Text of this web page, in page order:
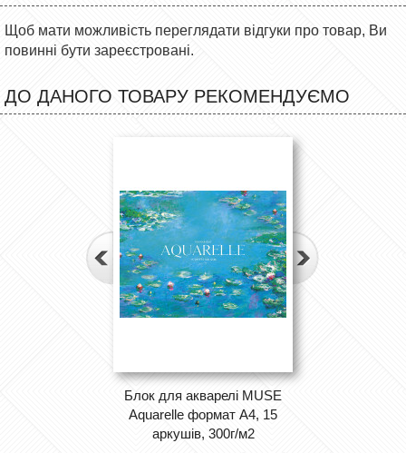
Щоб мати можливість переглядати відгуки про товар, Ви
повинні бути зареєстровані.
ДО ДАНОГО ТОВАРУ РЕКОМЕНДУЄМО
Блок для акварелі MUSE
Aquarelle формат А4, 15
аркушів, 300г/м2